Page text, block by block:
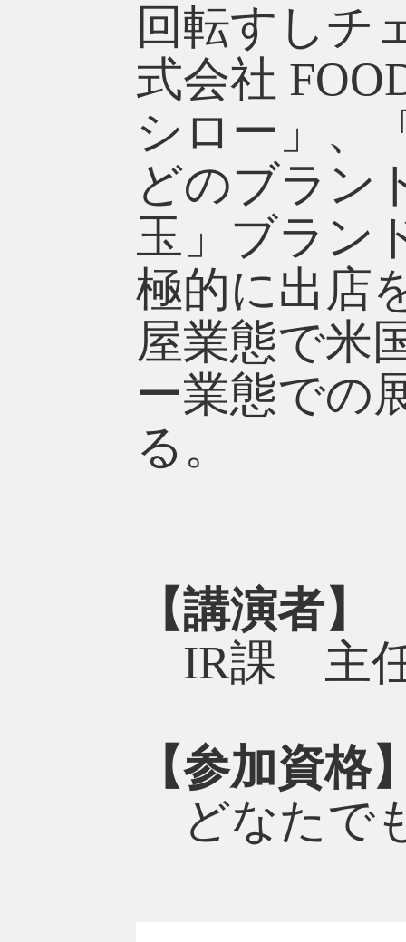
回転すしチ
式会社
シロー」、
どのブラン
玉」ブラン
極的に出店
屋業態で米
ー業態での
る。
【講演者】
IR課 主
【参加資格
どなたで